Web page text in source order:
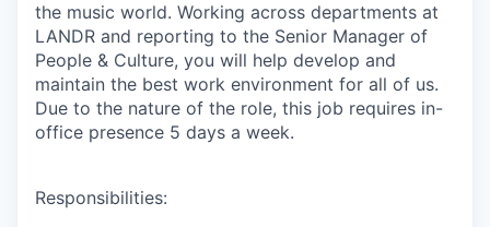
the music world. Working across departments at
LANDR and reporting to the Senior Manager of
People & Culture, you will help develop and
maintain the best work environment for all of us.
Due to the nature of the role, this job requires in-
office presence 5 days a week.
Responsibilities: